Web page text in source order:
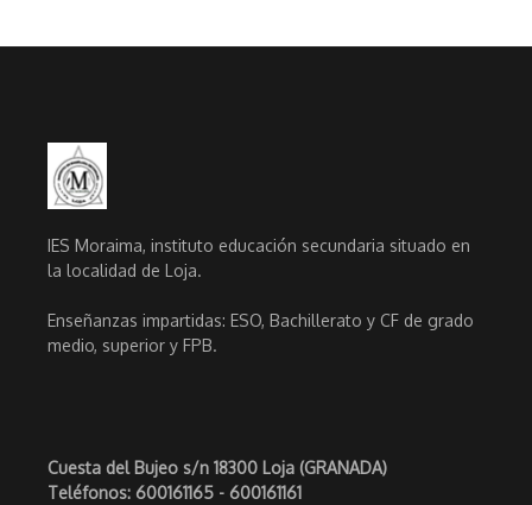
IES Moraima, instituto educación secundaria situado en
la localidad de Loja.
Enseñanzas impartidas: ESO, Bachillerato y CF de grado
medio, superior y FPB.
Cuesta del Bujeo s/n 18300 Loja (GRANADA)
Teléfonos: 600161165 - 600161161